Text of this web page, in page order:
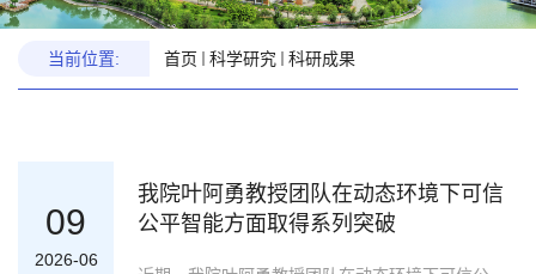
当前位置: 首页 科学研究 科研成果
09
2026-06
我院叶阿勇教授团队在动态环境下可信
公平智能方面取得系列突破